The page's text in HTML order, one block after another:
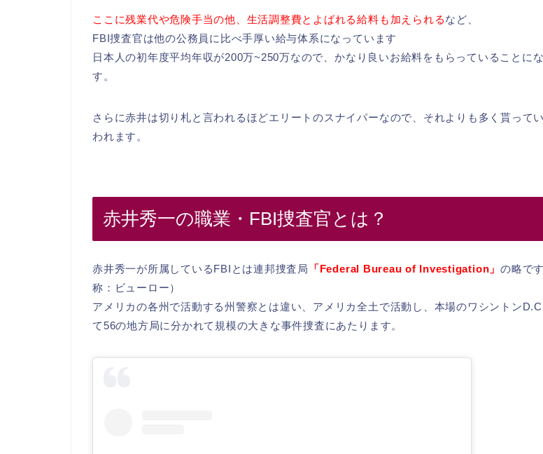
ここに残業代や危険手当の他、生活調整費とよばれる給料も加えられるなど、
FBI捜査官は他の公務員に比べ手厚い給与体系になっています
日本人の初年度平均年収が200万~250万なので、かなり良いお給料をもらっていることに
す。
さらに赤井は切り札と言われるほどエリートのスナイパーなので、それよりも多く貰って
われます。
赤井秀一の職業・FBI捜査官とは？
赤井秀一が所属しているFBIとは連邦捜査局 「Federal Bureau of Investigation」の略で
称：ビューロー）
アメリカの各州で活動する州警察とは違い、アメリカ全土で活動し、本場のワシントンD.C
て56の地方局に分かれて規模の大きな事件捜査にあたります。